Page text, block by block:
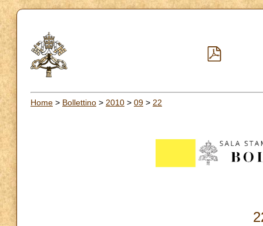
Home > Bollettino > 2010 > 09 > 22